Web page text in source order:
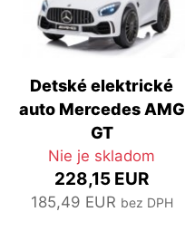
Detské elektrické
auto Mercedes AMG
GT
Nie je skladom
228,15 EUR
185,49 EUR bez DPH